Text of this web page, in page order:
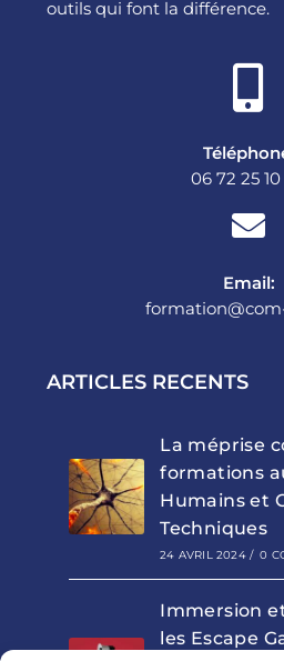
outils qui font la différence.
06 72 25
Email:
ARTICLES RECENTS
La méprise
formations
Humains et
Techniques
24 AVRIL 2024 / 0
Immersion
les Escape